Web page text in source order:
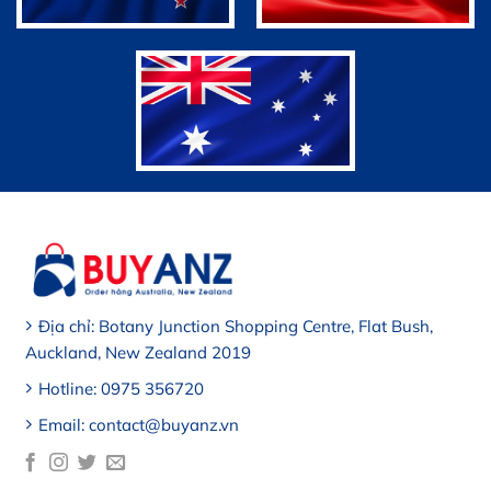
Địa chỉ: Botany Junction Shopping Centre, Flat Bush,
Auckland, New Zealand 2019
Hotline: 0975 356720
Email: contact@buyanz.vn